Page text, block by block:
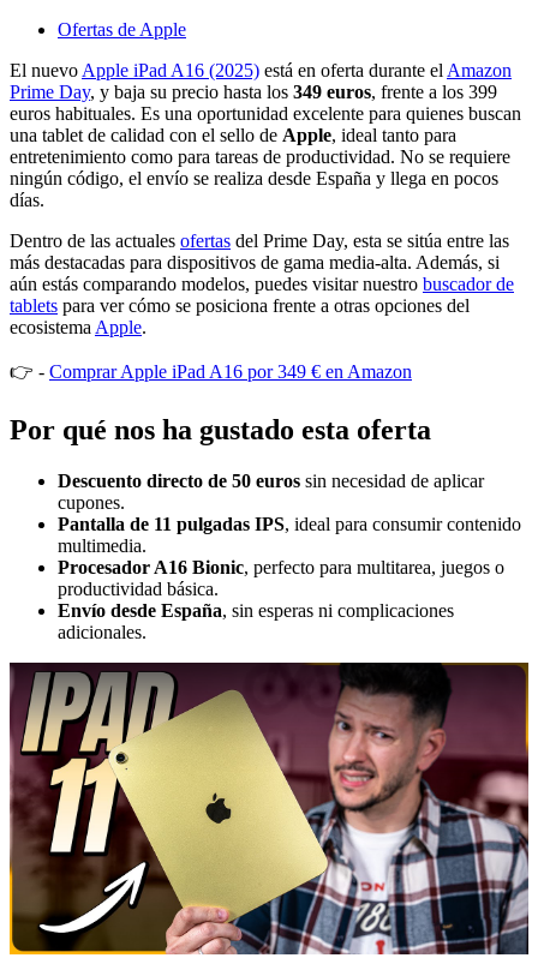
Ofertas de Apple
El nuevo Apple iPad A16 (2025) está en oferta durante el Amazon
Prime Day, y baja su precio hasta los 349 euros, frente a los 399
euros habituales. Es una oportunidad excelente para quienes buscan
una tablet de calidad con el sello de Apple, ideal tanto para
entretenimiento como para tareas de productividad. No se requiere
ningún código, el envío se realiza desde España y llega en pocos
días.
Dentro de las actuales ofertas del Prime Day, esta se sitúa entre las
más destacadas para dispositivos de gama media-alta. Además, si
aún estás comparando modelos, puedes visitar nuestro buscador de
tablets para ver cómo se posiciona frente a otras opciones del
ecosistema Apple.
👉 - Comprar Apple iPad A16 por 349 € en Amazon
Por qué nos ha gustado esta oferta
Descuento directo de 50 euros sin necesidad de aplicar
cupones.
Pantalla de 11 pulgadas IPS, ideal para consumir contenido
multimedia.
Procesador A16 Bionic, perfecto para multitarea, juegos o
productividad básica.
Envío desde España, sin esperas ni complicaciones
adicionales.